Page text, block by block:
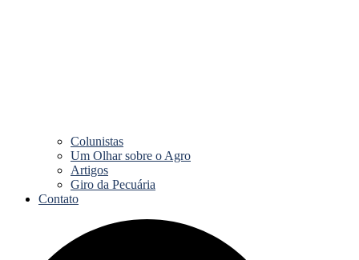
Colunistas
Um Olhar sobre o Agro
Artigos
Giro da Pecuária
Contato